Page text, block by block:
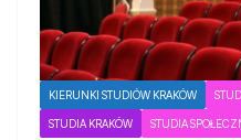
KIERUNKI STUDIÓW KRAKÓW
STUDIA KRAKÓW STUDIA